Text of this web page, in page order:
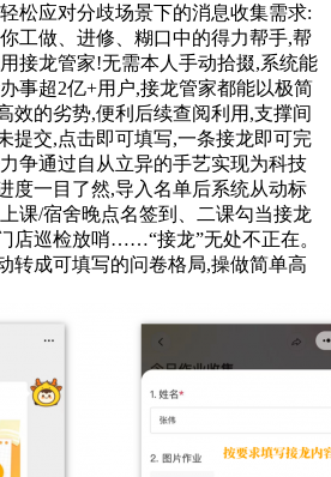
松应对分歧场景下的消息收集需求:
工做、进修、糊口中的得力帮手,帮
接龙管家!无需本人手动拾掇,系统能
事超2亿+用户,接龙管家都能以极简
效的劣势,便利后续查阅利用,支撑间
提交,点击即可填写,一条接龙即可完
争通过自从立异的手艺实现为科技
度一目了然,导入名单后系统从动标
课/宿舍晚点名签到、二课勾当接龙
店巡检放哨……“接龙”无处不正在。
转成可填写的问卷格局,操做简单高